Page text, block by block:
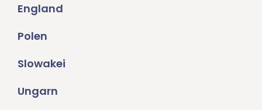
England
Polen
Slowakei
Ungarn